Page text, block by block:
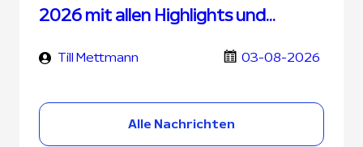
2026 mit allen Highlights und
Till Mettmann 03-08-2026
Alle Nachrichten